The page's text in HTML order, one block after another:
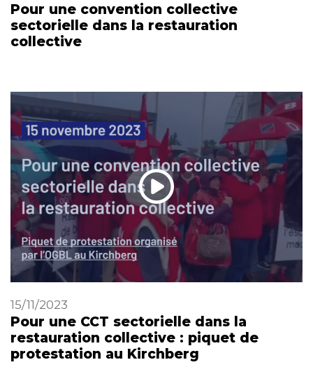
Pour une convention collective
sectorielle dans la restauration
collective
15/11/2023
Pour une CCT sectorielle dans la
restauration collective : piquet de
protestation au Kirchberg